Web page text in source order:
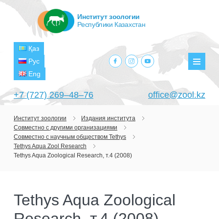
+7 (727) 269‒48‒76 office@zool.kz
Қаз
Рус
Eng
facebook.com
instagram.com
youtube.com
Институт зоологии
Республики Казахстан
ГЛАВНАЯ
ОБ ИНСТИТУТЕ
СТРУКТУРА
ЛАБОРАТОРИЯ ТЕРИОЛОГИИ
НАУЧНО-ИССЛЕДОВАТЕЛЬСКИЕ
ПРОЕКТЫ
ТЕКУЩИЕ ПРОЕКТЫ
Институт зоологии
Издания института
Совместно с другими организациями
Совместно с научным обществом Tethys
Tethys Aqua Zool Research
Tethys Aqua Zoological Research, т.4 (2008)
Tethys Aqua Zoological